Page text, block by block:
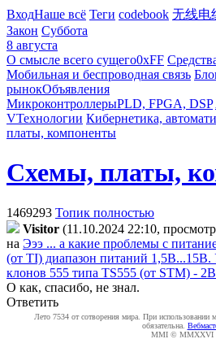
ВходНаше всё Теги codebook 无线电
Закон Суббота
8 августа
О смысле всего сущего0xFF
Мобильная и беспроводная связь
рынокОбъявления
МикроконтроллерыPLD, FPGA, DSP
VТехнологии Кибернетика,
платы, компоненты
Схемы, платы,
1469293 Топик полностью
Visitor (11.10.2024 22:10,
на Эээ ... а какие проблемы с
(от TI) диапазон питаний
клонов 555 типа TS555 (от STM) -
О как, спасибо, не знал.
Ответить
Лето 7534 от сотворения мира. При использовании
обязательна.
MMI © MMXXVI